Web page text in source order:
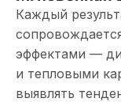
Каждый
эффектами —
и тепловыми
выявлять